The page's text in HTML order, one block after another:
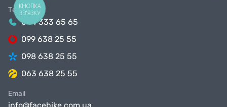
Телефони
044 333 65 65
099 638 25 55
098 638 25 55
063 638 25 55
Email
КНОПКА
ЗВ'ЯЗКУ